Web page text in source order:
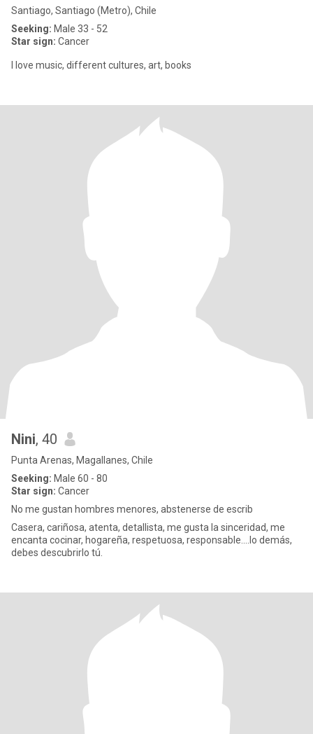
Santiago, Santiago (Metro), Chile
Seeking: Male 33 - 52
Star sign: Cancer
I love music, different cultures, art, books
Nini, 40
Punta Arenas, Magallanes, Chile
Seeking: Male 60 - 80
Star sign: Cancer
No me gustan hombres menores, abstenerse de escrib
Casera, cariñosa, atenta, detallista, me gusta la sinceridad, me
encanta cocinar, hogareña, respetuosa, responsable....lo demás,
debes descubrirlo tú.